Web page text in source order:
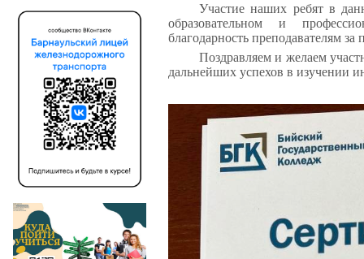
Участие наших ребят в
образовательном и
благодарность преподавателям
Поздравляем и желаем
дальнейших успехов в изучении